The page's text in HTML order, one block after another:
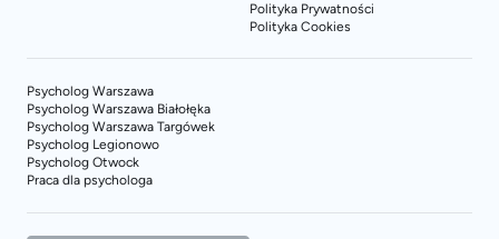
Polityka Prywatności
Polityka Cookies
Psycholog Warszawa
Psycholog Warszawa Białołęka
Psycholog Warszawa Targówek
Psycholog Legionowo
Psycholog Otwock
Praca dla psychologa